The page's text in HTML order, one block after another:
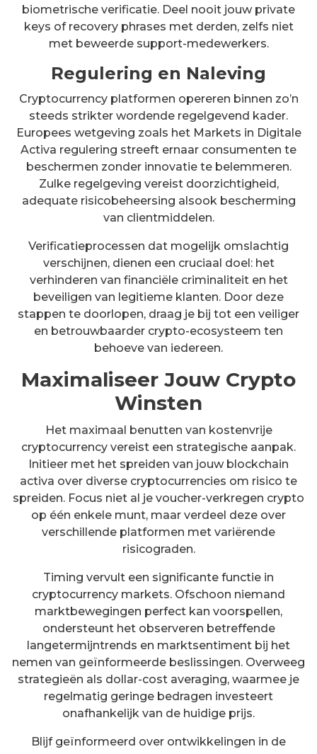
biometrische verificatie. Deel nooit jouw private
keys of recovery phrases met derden, zelfs niet
met beweerde support-medewerkers.
Regulering en Naleving
Cryptocurrency platformen opereren binnen zo’n
steeds strikter wordende regelgevend kader.
Europees wetgeving zoals het Markets in Digitale
Activa regulering streeft ernaar consumenten te
beschermen zonder innovatie te belemmeren.
Zulke regelgeving vereist doorzichtigheid,
adequate risicobeheersing alsook bescherming
van clientmiddelen.
Verificatieprocessen dat mogelijk omslachtig
verschijnen, dienen een cruciaal doel: het
verhinderen van financiële criminaliteit en het
beveiligen van legitieme klanten. Door deze
stappen te doorlopen, draag je bij tot een veiliger
en betrouwbaarder crypto-ecosysteem ten
behoeve van iedereen.
Maximaliseer Jouw Crypto
Winsten
Het maximaal benutten van kostenvrije
cryptocurrency vereist een strategische aanpak.
Initieer met het spreiden van jouw blockchain
activa over diverse cryptocurrencies om risico te
spreiden. Focus niet al je voucher-verkregen crypto
op één enkele munt, maar verdeel deze over
verschillende platformen met variërende
risicograden.
Timing vervult een significante functie in
cryptocurrency markets. Ofschoon niemand
marktbewegingen perfect kan voorspellen,
ondersteunt het observeren betreffende
langetermijntrends en marktsentiment bij het
nemen van geïnformeerde beslissingen. Overweeg
strategieën als dollar-cost averaging, waarmee je
regelmatig geringe bedragen investeert
onafhankelijk van de huidige prijs.
Blijf geïnformeerd over ontwikkelingen in de